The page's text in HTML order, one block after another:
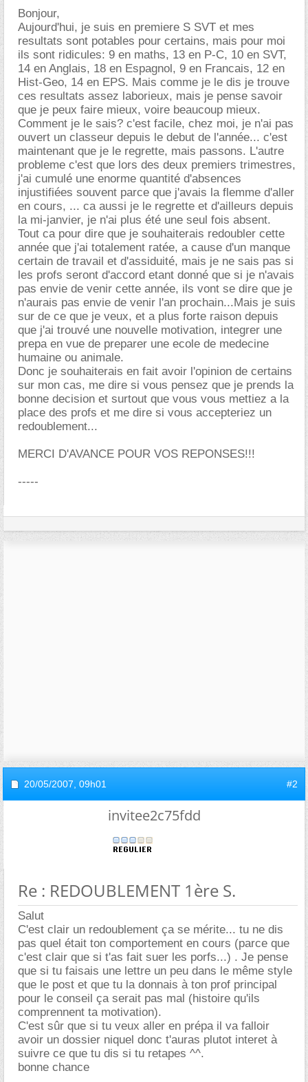
Bonjour,
Aujourd'hui, je suis en premiere S SVT et mes
resultats sont potables pour certains, mais pour moi
ils sont ridicules: 9 en maths, 13 en P-C, 10 en SVT,
14 en Anglais, 18 en Espagnol, 9 en Francais, 12 en
Hist-Geo, 14 en EPS. Mais comme je le dis je trouve
ces resultats assez laborieux, mais je pense savoir
que je peux faire mieux, voire beaucoup mieux.
Comment je le sais? c'est facile, chez moi, je n'ai pas
ouvert un classeur depuis le debut de l'année... c'est
maintenant que je le regrette, mais passons. L'autre
probleme c'est que lors des deux premiers trimestres,
j'ai cumulé une enorme quantité d'absences
injustifiées souvent parce que j'avais la flemme d'aller
en cours, ... ca aussi je le regrette et d'ailleurs depuis
la mi-janvier, je n'ai plus été une seul fois absent.
Tout ca pour dire que je souhaiterais redoubler cette
année que j'ai totalement ratée, a cause d'un manque
certain de travail et d'assiduité, mais je ne sais pas si
les profs seront d'accord etant donné que si je n'avais
pas envie de venir cette année, ils vont se dire que je
n'aurais pas envie de venir l'an prochain...Mais je suis
sur de ce que je veux, et a plus forte raison depuis
que j'ai trouvé une nouvelle motivation, integrer une
prepa en vue de preparer une ecole de medecine
humaine ou animale.
Donc je souhaiterais en fait avoir l'opinion de certains
sur mon cas, me dire si vous pensez que je prends la
bonne decision et surtout que vous vous mettiez a la
place des profs et me dire si vous accepteriez un
redoublement...
MERCI D'AVANCE POUR VOS REPONSES!!!
-----
20/05/2007, 09h01 #2
invitee2c75fdd
Re : REDOUBLEMENT 1ère S.
Salut
C'est clair un redoublement ça se mérite... tu ne dis
pas quel était ton comportement en cours (parce que
c'est clair que si t'as fait suer les porfs...) . Je pense
que si tu faisais une lettre un peu dans le même style
que le post et que tu la donnais à ton prof principal
pour le conseil ça serait pas mal (histoire qu'ils
comprennent ta motivation).
C'est sûr que si tu veux aller en prépa il va falloir
avoir un dossier niquel donc t'auras plutot interet à
suivre ce que tu dis si tu retapes ^^.
bonne chance